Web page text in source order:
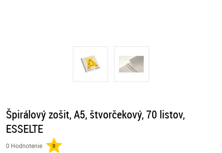
Špirálový zošit, A5, štvorčekový, 70 listov,
ESSELTE
0 Hodnotenie 0